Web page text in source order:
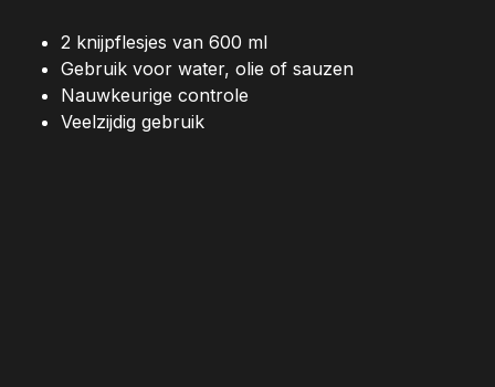
2 knijpflesjes van 600 ml
Gebruik voor water, olie of sauzen
Nauwkeurige controle
Veelzijdig gebruik